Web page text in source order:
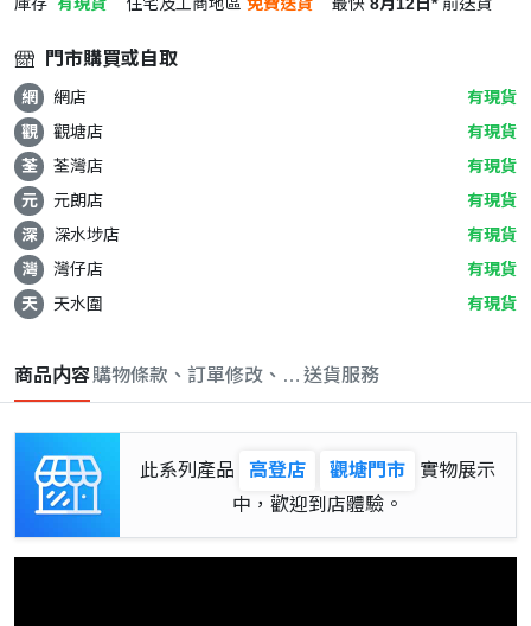
門市購買或自取
網 網店
有現貨
觀
觀塘店
有現貨
荃
荃灣店
有現貨
元
元朗店
有現貨
深
深水埗店
有現貨
灣
灣仔店
有現貨
天
天水圍 有現貨
商品内容購物條款、訂單修改、取消與退款政策
送貨服務
此系列產品 高登店 觀塘門市
實物展示
中，歡迎到店體驗。